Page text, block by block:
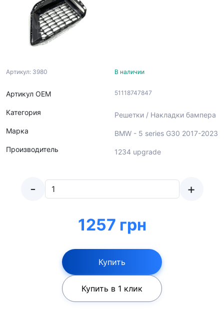
Артикул: 3980
Артикул ОЕМ
Категория
Марка
Производитель
В наличии
51118747847
Решетки / Накладки бампера
BMW - 5 series G30 2017-2023
1234 upgrade
- +
1257 грн
Купить
Купить в 1 клик